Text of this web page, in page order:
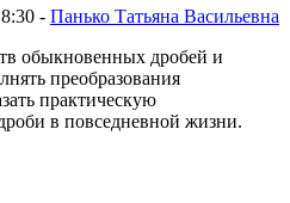
- Панько Татьяна Васильевна
обыкновенных дробей и
преобразования
практическую
в повседневной жизни.